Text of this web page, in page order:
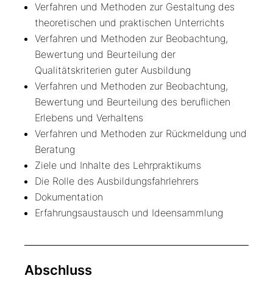
Verfahren und Methoden zur Gestaltung des
theoretischen und praktischen Unterrichts
Verfahren und Methoden zur Beobachtung,
Bewertung und Beurteilung der
Qualitätskriterien guter Ausbildung
Verfahren und Methoden zur Beobachtung,
Bewertung und Beurteilung des beruflichen
Erlebens und Verhaltens
Verfahren und Methoden zur Rückmeldung und
Beratung
Ziele und Inhalte des Lehrpraktikums
Die Rolle des Ausbildungsfahrlehrers
Dokumentation
Erfahrungsaustausch und Ideensammlung
Abschluss